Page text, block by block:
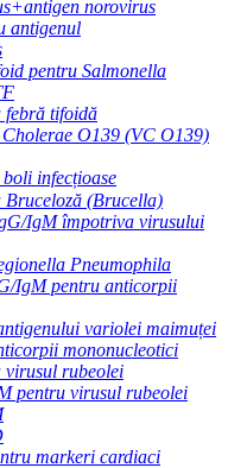
norovirus
antigenul
pentru Salmonella
febră tifoidă
O139 (VC O139)
infecțioase
Bruceloză (Brucella)
IgM împotriva virusului
Pneumophila
IgM pentru anticorpii
variolei maimuței
mononucleotici
virusul rubeolei
pentru virusul rubeolei
markeri cardiaci